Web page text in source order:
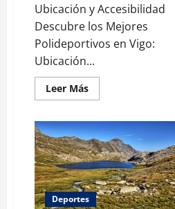
Ubicación y Accesibilidad
Descubre los Mejores
Polideportivos en Vigo:
Ubicación...
Leer MásLeer
más
Polideportivos
en
Vigo:
instalaciones
y
servicios
disponibles
para
todos
Deportes